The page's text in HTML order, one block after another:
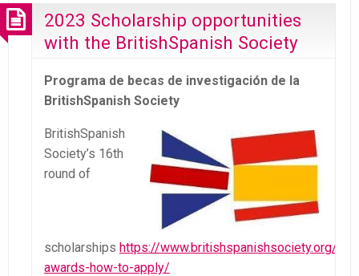
2023 Scholarship opportunities
with the BritishSpanish Society
Programa de becas de investigación de la
BritishSpanish Society
BritishSpanish
Society’s 16th
round of
scholarships https://www.britishspanishsociety.org/
awards-how-to-apply/